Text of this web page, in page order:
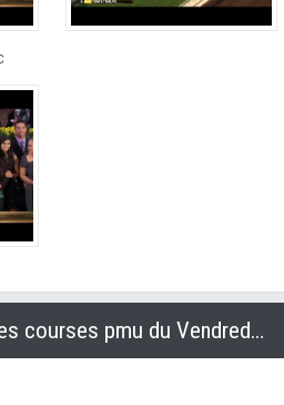
Résultats et vidéos des courses pmu du Vendredi 31 octobre 2014